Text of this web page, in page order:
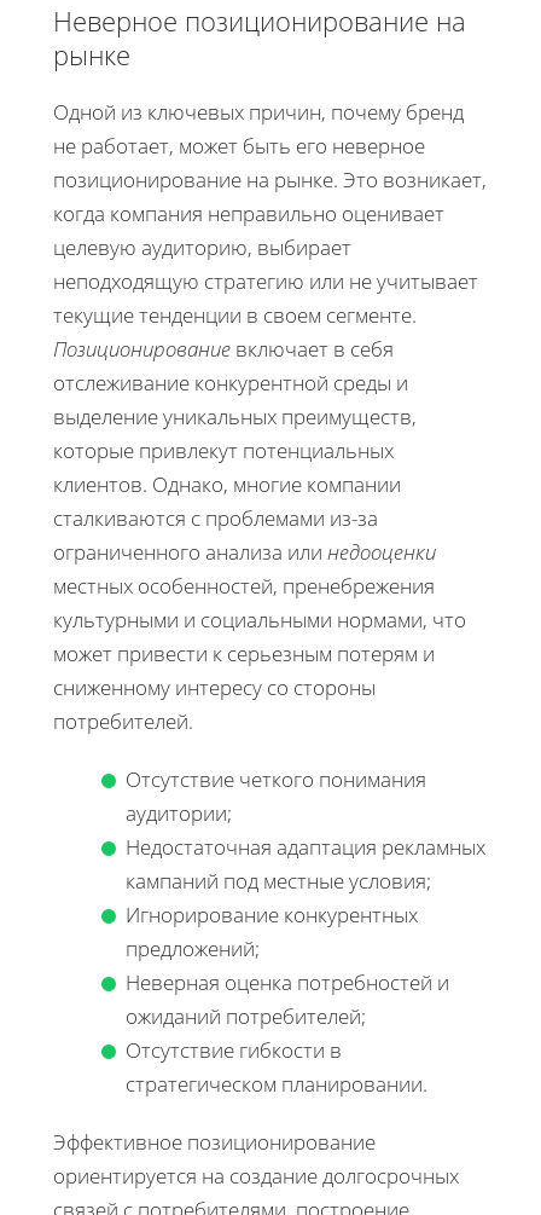
Неверное позиционирование на
рынке
Одной из ключевых причин, почему бренд
не работает, может быть его неверное
позиционирование на рынке. Это возникает,
когда компания неправильно оценивает
целевую аудиторию, выбирает
неподходящую стратегию или не учитывает
текущие тенденции в своем сегменте.
Позиционирование включает в себя
отслеживание конкурентной среды и
выделение уникальных преимуществ,
которые привлекут потенциальных
клиентов. Однако, многие компании
сталкиваются с проблемами из-за
ограниченного анализа или недооценки
местных особенностей, пренебрежения
культурными и социальными нормами, что
может привести к серьезным потерям и
сниженному интересу со стороны
потребителей.
Отсутствие четкого понимания
аудитории;
Недостаточная адаптация рекламных
кампаний под местные условия;
Игнорирование конкурентных
предложений;
Неверная оценка потребностей и
ожиданий потребителей;
Отсутствие гибкости в
стратегическом планировании.
Эффективное позиционирование
ориентируется на создание долгосрочных
связей с потребителями, построение